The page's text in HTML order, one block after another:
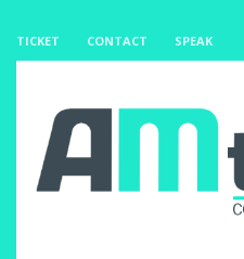
TICKET CONTACT SPEAK